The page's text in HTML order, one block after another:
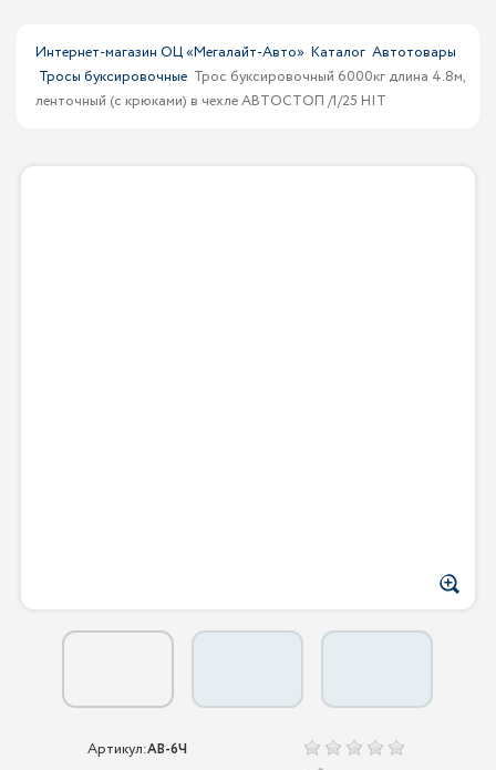
Интернет-магазин ОЦ «Мегалайт-Авто» Каталог Автотовары
Тросы буксировочные Трос буксировочный 6000кг длина 4.8м,
ленточный (с крюками) в чехле АВТОСТОП /1/25 HIT
Артикул:AB-6Ч